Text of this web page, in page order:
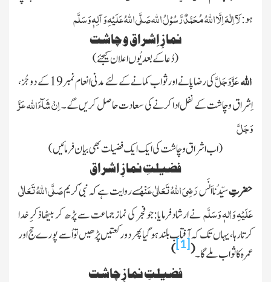
ہو:لَآ اِلٰہَ اِلَّا اللّٰہُ مُحَمَّدٌرَّسُوْلُ اللّٰہصَلَّی اللّٰہُ عَلَیْہِ وَآلِہٖ وَسَلَّم
نمازِ اِشراق و چاشت
( دُعا کے بعدیُوں اعلان کیجئے )
اللهعَزَّ وَجَلَّ
کی رضاپانے اور ثواب کمانے کے لئے مدنی انعام نمبر 19 کے دو جُز،
اِشراق وچاشت کے نفل ادا کرنے کی سعادت حاصل کریں گے۔اِنْ شَآءَاللہعَزَّ
وَجَلَّ
( اب اشراق و چاشت کی ایک ایک فضیلت بھی بیان فرمائیں )
فضیلتِ نمازِ اشراق
حضرتِسیِّدُنا اَنَسرَضِیَاللّٰہُتَعَالٰی عَنْہُسے روایت ہے کہ نبیٔ کریمصَلَّی اللّٰہُ تَعَالٰی
عَلَیْہِ وَاٰلہٖ وَسَلَّمنے ارشادفرمایا:جو فجر کی نمازجماعت سے پڑھ کر بیٹھا ذکرِ خدا
کرتا رہا، یہاں تک کہ آفتاب بلند ہوگیا پھر دو رکعتیں پڑھیں تو اُسے پورے حج اور
عمرہ کا ثواب ملے گا۔(
[1]
)
فضیلتِ نمازِ چاشت